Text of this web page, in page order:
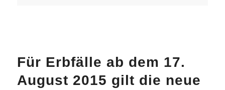
Für Erbfälle ab dem 17.
August 2015 gilt die neue